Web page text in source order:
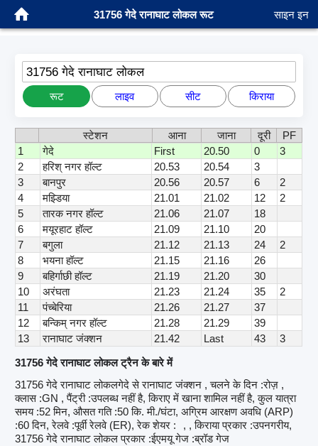
31756 गेदे रानाघाट लोकल रूट साइन इन
31756 गेदे रानाघाट लोकल
रूट लाइव सीट किराया
स्टेशन आना जाना दूरी
PF
1
गेदे First 20.50 0
3
2
हरिश् नगर हॉल्ट 20.53 20.54
3
3
बानपुर 20.56 20.57 6
2
4
मझ्डिया 21.01 21.02 12
2
5
तारक नगर हॉल्ट 21.06 21.07
18
6
मयूरहाट हॉल्ट 21.09 21.10
20
7
बगुला 21.12 21.13 24
2
8
भयना हॉल्ट 21.15 21.16
26
9
बहिर्गाछी हॉल्ट 21.19 21.20
30
10
अरंघता 21.23 21.24 35
2
11
पंच्बेरिया 21.26 21.27
37
12
बन्किम् नगर हॉल्ट 21.28 21.29
39
13
रानाघाट जंक्शन 21.42 Last 43
3
31756 गेदे रानाघाट लोकल ट्रैन के बारे में
31756 गेदे रानाघाट लोकलगेदे से रानाघाट जंक्शन , चलने के दिन :रोज़ ,
क्लास :GN , पैंट्री :उपलब्ध नहीं है, किराए में खाना शामिल नहीं है, कुल यात्रा
समय :52 मिन, औसत गति :50 कि. मी./घंटा, अग्रिम आरक्षण अवधि (ARP)
:60 दिन, रेलवे :पूर्वी रेलवे (ER), रेक शेयर :
, , किराया प्रकार :उपनगरीय,
31756 गेदे रानाघाट लोकल प्रकार :ईएमयू गेज :ब्रॉड गेज